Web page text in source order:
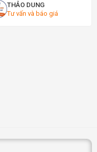
THẢO DUNG
Tư vấn và báo giá